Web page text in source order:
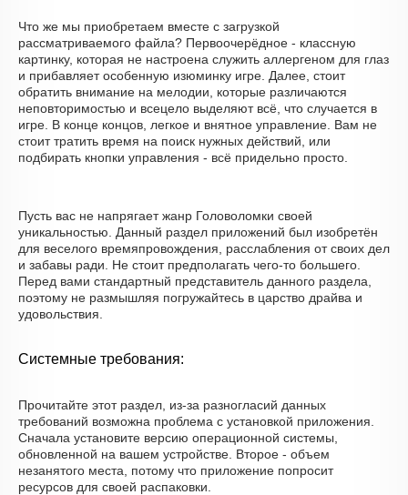
Что же мы приобретаем вместе с загрузкой
рассматриваемого файла? Первоочерёдное - классную
картинку, которая не настроена служить аллергеном для глаз
и прибавляет особенную изюминку игре. Далее, стоит
обратить внимание на мелодии, которые различаются
неповторимостью и всецело выделяют всё, что случается в
игре. В конце концов, легкое и внятное управление. Вам не
стоит тратить время на поиск нужных действий, или
подбирать кнопки управления - всё придельно просто.
Пусть вас не напрягает жанр Головоломки своей
уникальностью. Данный раздел приложений был изобретён
для веселого времяпровождения, расслабления от своих дел
и забавы ради. Не стоит предполагать чего-то большего.
Перед вами стандартный представитель данного раздела,
поэтому не размышляя погружайтесь в царство драйва и
удовольствия.
Системные требования:
Прочитайте этот раздел, из-за разногласий данных
требований возможна проблема с установкой приложения.
Сначала установите версию операционной системы,
обновленной на вашем устройстве. Второе - объем
незанятого места, потому что приложение попросит
ресурсов для своей распаковки.